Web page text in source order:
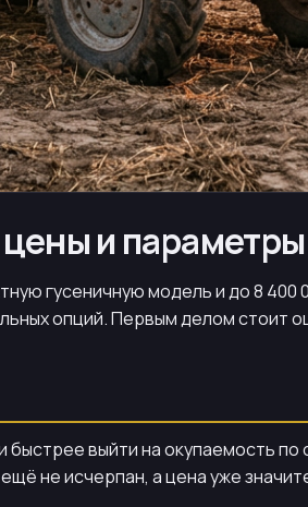
цены и
гусеничную модель и до 8
опций. Первым делом стоит
быстрее выйти на
не исчерпан, а цена уже